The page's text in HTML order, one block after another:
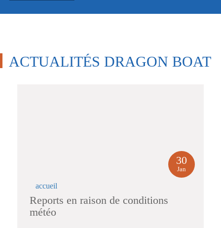
ACTUALITÉS DRAGON BOAT
accueil
Reports en raison de conditions
météo
30
Jan